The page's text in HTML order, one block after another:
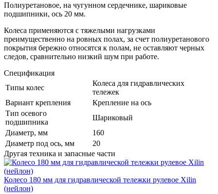
Полиуретановое, на чугунном сердечнике, шариковые
подшипники, ось 20 мм.
Колеса применяются с тяжелыми нагрузками
преимущественно на ровных полах, за счет полиуретанового
покрытия бережно относятся к полам, не оставляют черных
следов, сравнительно низкий шум при работе.
Спецификация
Типы колес
Колеса для гидравлических
тележек
Вариант крепления
Крепление на ось
Тип осевого
подшипника
Шариковый
Диаметр, мм
160
Диаметр под ось, мм
20
Другая техника и запасные части
Колесо 180 мм для гидравлической тележки рулевое Xilin
(нейлон)